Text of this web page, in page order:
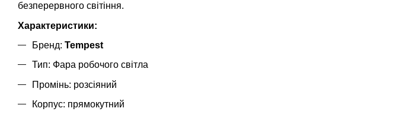
безперервного світіння.
Характеристики:
Бренд: Tempest
Тип: Фара робочого світла
Промінь: розсіяний
Корпус: прямокутний